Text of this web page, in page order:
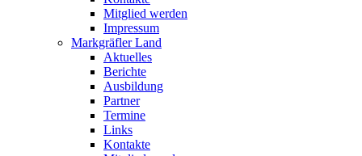
Mitglied werden
Impressum
Markgräfler Land
Aktuelles
Berichte
Ausbildung
Partner
Termine
Links
Kontakte